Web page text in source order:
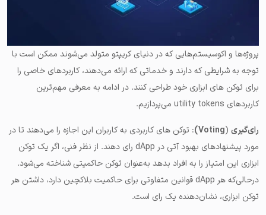
پروژه‌ها و اکوسیستم‌هایی که در دنیای کریپتو متولد می‌شوند ممکن است با
توجه به شرایطی که دارند و خدماتی که ارائه می‌دهند، کاربردهای خاصی را
برای توکن‌ های ابزاری خود طراحی کنند. در ادامه به معرفی مهم‌ترین
کاربردهای utility tokens می‌پردازیم.
رای‌گیری (
Voting) : توکن های کاربردی به کاربران این اجازه را می‌دهند تا در
مورد پیشنهادهای بهبود آتی در dApp رای دهند. از نظر فنی، اگر یک توکن
ابزاری این امتیاز را به افراد بدهد به‌عنوان توکن حاکمیتی شناخته می‌شود.
درحالی‌که هر dApp قوانین متفاوتی برای حاکمیت بلاکچین دارد، داشتن هر
توکن‌ ابزاری، نشان‌دهنده یک رای است.